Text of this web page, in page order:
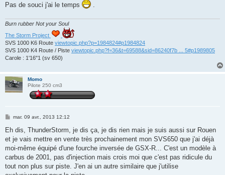
Pas de souci j'ai le temps
.
Burn rubber Not your Soul
The Storm Project
SVS 1000 K6 Route viewtopic.php?p=1984824#p1984824
SVS 1000 K4 Route / Piste viewtopic.php?f=36&t=69588&sid=86240f7b ... 5#p1989805
Carole : 1'16"1 (sv 650)
Momo
Pilote 250 cm3
M
s
g
mar. 09 avr., 2013 12:12
Eh dis, ThunderStorm, je dis ça, je dis rien mais je suis aussi sur Rouen
et je vais mettre en vente très prochainement mon SVS650 que j'ai déjà
moi-même équipé d'une fourche inversée de GSX-R... C'est un modèle à
carbus de 2001, pas d'injection mais crois moi que c'est pas ridicule du
tout non plus sur piste. J'en ai un autre similaire que j'utilise